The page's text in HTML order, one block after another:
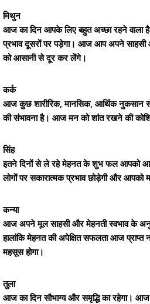
मिथुन
आज का दिन आपके लिए बहुत अच्छा रहने वाला
प्रभाव दूसरों पर पड़ेगा। आज आप अपने
को आसानी से दूर कर लेंगे।
कर्क
आज कुछ शारीरिक, मानसिक, आर्थिक नुकसान
की संभावना है। आज मन को शांत रखने की
सिंह
इतने दिनों से ले रहे मेहनत के शुभ फल आपको
लोगों पर सकारात्मक प्रभाव छोड़ेगी और आपको
कन्या
आज अपने मूल साहसी और मेहनती स्वभाव के
हालांकि मेहनत की अपेक्षित सफलता आज प्राप्त
महसूस होगा।
तुला
आज का दिन सौभाग्य और समृद्धि का रहेगा।